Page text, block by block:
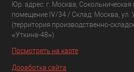
Юр. адрес: г. Москва, Сокольническая
помещение IV/34 / Склад: Москва, ул.
(территория производственно-
«Уткина-48»)
Посмотреть на карте
Доработка сайта